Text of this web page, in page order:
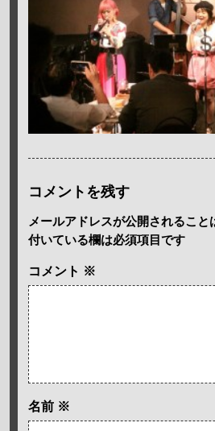
コメントを残す
メールアドレスが公開されること
付いている欄は必須項目です
コメント ※
名前 ※